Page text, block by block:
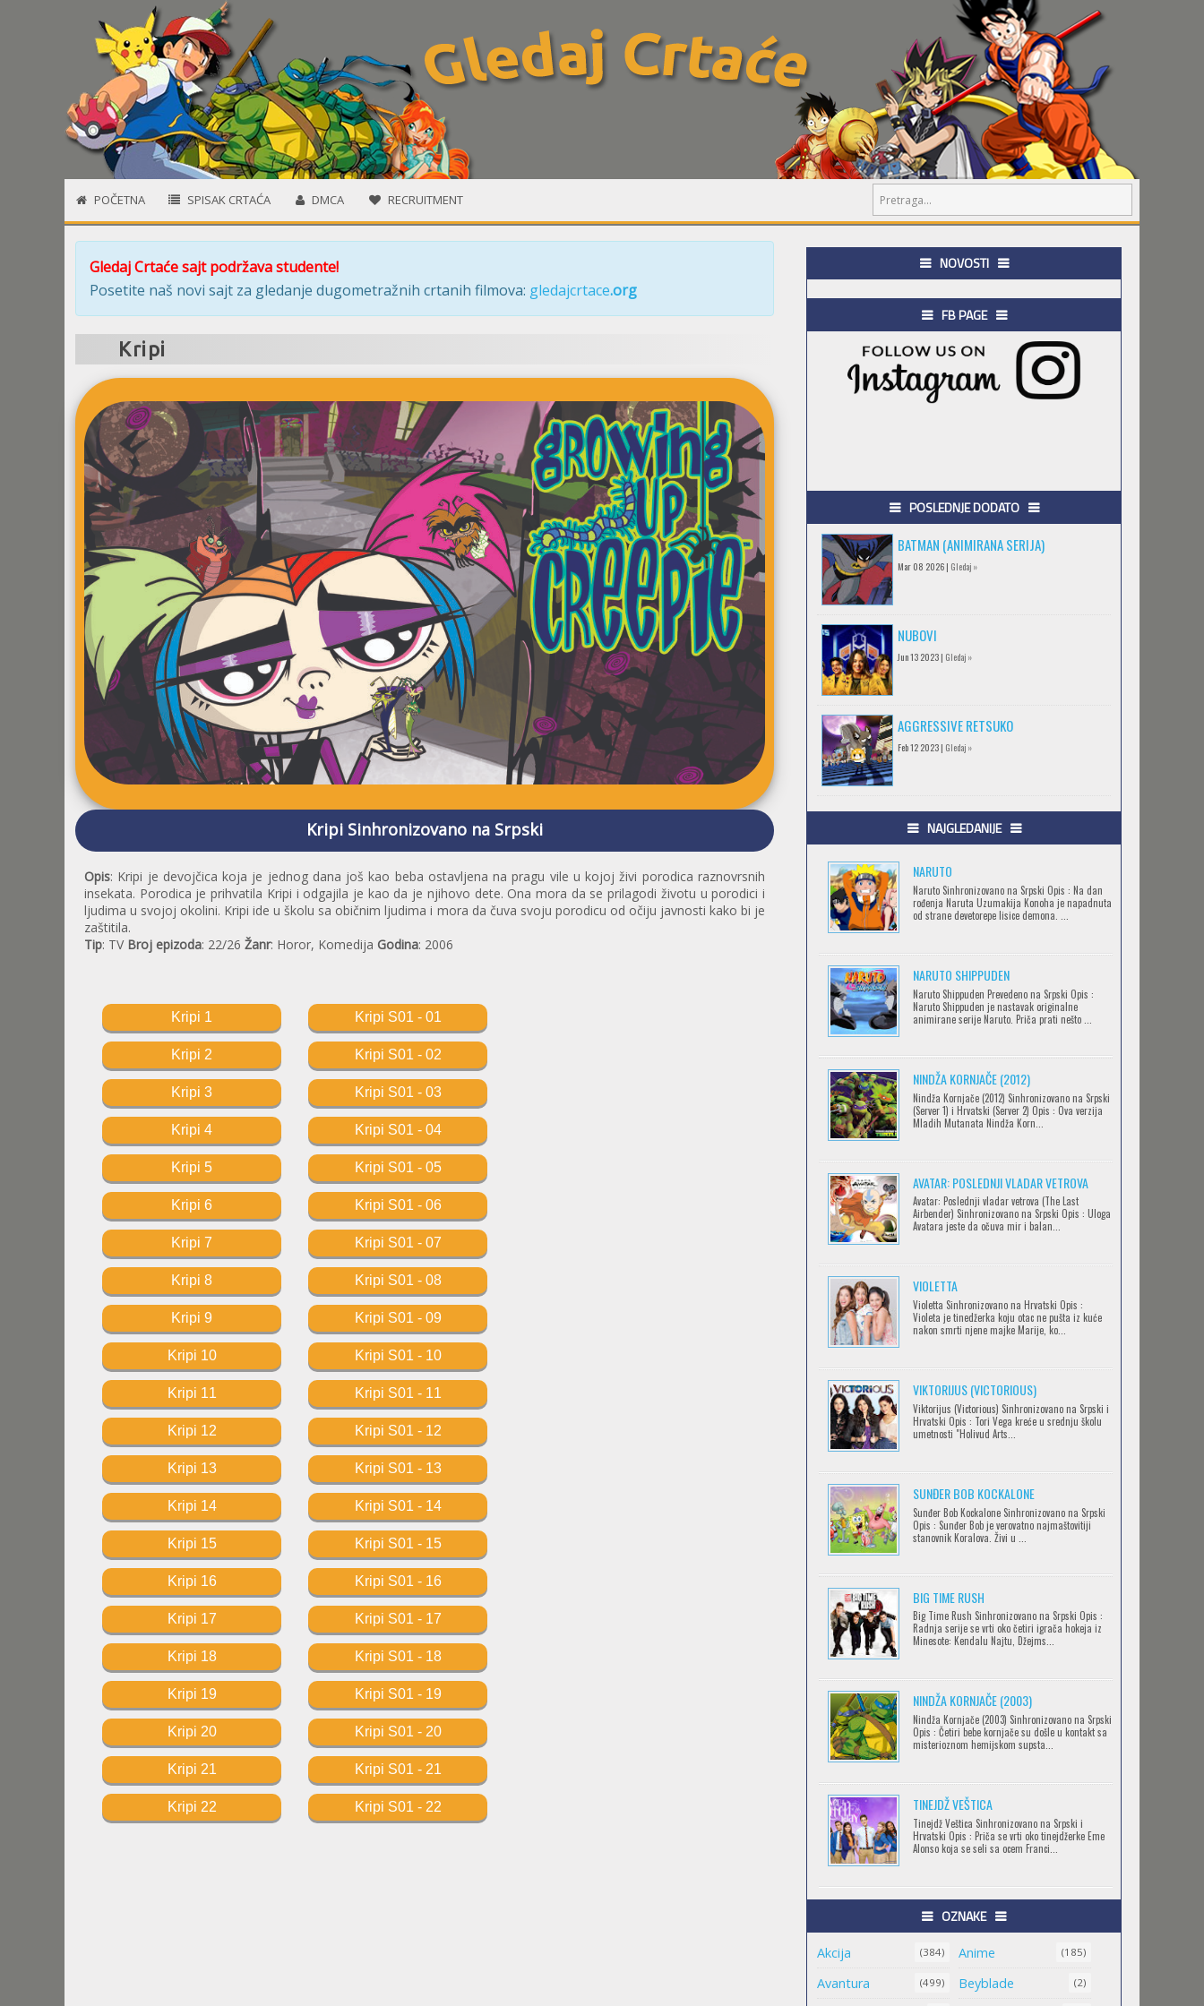
POČETNA SPISAK CRTAĆA DMCA RECRUITMENT
Gledaj Crtaće sajt podržava studente!
Posetite naš novi sajt za gledanje dugometražnih crtanih filmova: gledajcrtace.org
Kripi
Kripi Sinhronizovano na Srpski
Opis: Kripi je devojčica koja je jednog dana još kao beba ostavljena na pragu vile u kojoj živi porodica raznovrsnih
insekata. Porodica je prihvatila Kripi i odgajila je kao da je njihovo dete. Ona mora da se prilagodi životu u porodici i
ljudima u svojoj okolini. Kripi ide u školu sa običnim ljudima i mora da čuva svoju porodicu od očiju javnosti kako bi je
zaštitila.
Tip: TV Broj epizoda: 22/26 Žanr: Horor, Komedija Godina: 2006
Kripi 1
Kripi 2
Kripi 3
Kripi 4
Kripi 5
Kripi 6
Kripi 7
Kripi 8
Kripi 9
Kripi 10
Kripi 11
Kripi 12
Kripi 13
Kripi 14
Kripi 15
Kripi 16
Kripi 17
Kripi 18
Kripi 19
Kripi 20
Kripi 21
Kripi 22
Kripi S01 - 01
Kripi S01 - 02
Kripi S01 - 03
Kripi S01 - 04
Kripi S01 - 05
Kripi S01 - 06
Kripi S01 - 07
Kripi S01 - 08
Kripi S01 - 09
Kripi S01 - 10
Kripi S01 - 11
Kripi S01 - 12
Kripi S01 - 13
Kripi S01 - 14
Kripi S01 - 15
Kripi S01 - 16
Kripi S01 - 17
Kripi S01 - 18
Kripi S01 - 19
Kripi S01 - 20
Kripi S01 - 21
Kripi S01 - 22
NOVOSTI
FB PAGE
POSLEDNJE DODATO
BATMAN (ANIMIRANA SERIJA)
Mar 08 2026 | Gledaj »
NUBOVI
Jun 13 2023 | Gledaj »
AGGRESSIVE RETSUKO
Feb 12 2023 | Gledaj »
.HACK//GIFT
Feb 12 2023 |Gledaj »
.HACK//LIMINALITY
SOVA I EKIPA
Feb 12 2023 |Gledaj »
BLOODIVORES
Feb 12 2023 |Gledaj »
AVANTURE KIDA OPASNOST
Feb 12 2023 |Gledaj »
IPAK SE OKREĆE (GALILEO: EPPUR SI
MUOVE)
Feb 12 2023 |Gledaj »
Feb 12 2023 |
SERVAMP
Feb 12 2023 |Gledaj »
2.43: SEIIN HIGH SCHOOL BOYS
VOLLEYBALL TEAM
CLEAN FREAK! AOYAMA-KUN
RECORD OF RAGNAROK
Feb 11 2023 |Gledaj »
TORADORA
Feb 11 2023 |Gledaj »
TRIGUN STAMPEDE
Feb 11 2023 |Gledaj »
ORIENT
NAJGLEDANIJE
NARUTO
Naruto Sinhronizovano na Srpski Opis : Na dan
rođenja Naruta Uzumakija Konoha je napadnuta
od strane devetorepe lisice demona. ...
NARUTO SHIPPUDEN
Naruto Shippuden Prevedeno na Srpski Opis :
Naruto Shippuden je nastavak originalne
animirane serije Naruto. Priča prati nešto ...
NINDŽA KORNJAČE (2012)
Nindža Kornjače (2012) Sinhronizovano na Srpski
(Server 1) i Hrvatski (Server 2) Opis : Ova verzija
Mladih Mutanata Nindža Korn...
AVATAR: POSLEDNJI VLADAR VETROVA
Avatar: Poslednji vladar vetrova (The Last
Airbender) Sinhronizovano na Srpski Opis : Uloga
Avatara jeste da očuva mir i balan...
VIOLETTA
Violetta Sinhronizovano na Hrvatski Opis :
Violeta je tinedžerka koju otac ne pušta iz kuće
nakon smrti njene majke Marije, ko...
VIKTORIJUS (VICTORIOUS)
Viktorijus (Victorious) Sinhronizovano na Srpski i
Hrvatski Opis : Tori Vega kreće u srednju školu
umetnosti "Holivud Arts...
SUNĐER BOB KOCKALONE
Sunđer Bob Kockalone Sinhronizovano na Srpski
Opis : Sunđer Bob je verovatno najmaštovitiji
stanovnik Koralova. Živi u ...
BIG TIME RUSH
Big Time Rush Sinhronizovano na Srpski Opis :
Radnja serije se vrti oko četiri igrača hokeja iz
Minesote: Kendalu Najtu, Džejms...
NINDŽA KORNJAČE (2003)
Nindža Kornjače (2003) Sinhronizovano na Srpski
Opis : Četiri bebe kornjače su došle u kontakt sa
misterioznom hemijskom supsta...
TINEJDŽ VEŠTICA
Tinejdž Veštica Sinhronizovano na Srpski i
Hrvatski Opis : Priča se vrti oko tinejdžerke Eme
Alonso koja se seli sa ocem Franci...
OZNAKE
Akcija (384) Anime (185)
Avantura (499) Beyblade (2)